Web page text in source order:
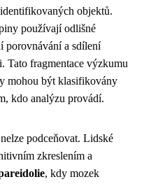
objektů.
používají odlišné
porovnávání a sdílení
Tato fragmentace výzkumu
mohou být klasifikovány
kdo analýzu provádí.
podceňovat. Lidské
zkreslením a
, kdy mozek